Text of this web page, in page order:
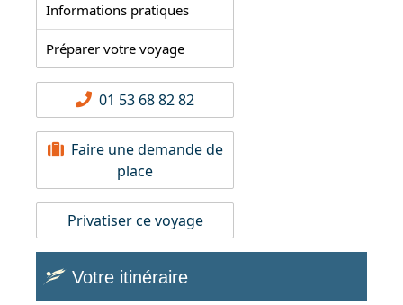
Informations pratiques
Préparer votre voyage
01 53 68 82 82
Faire une demande de
place
Privatiser ce voyage
Votre itinéraire